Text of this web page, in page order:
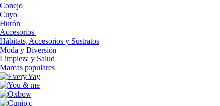
Conejo
Cuyo
Hurón
Accesorios
Hábitats, Accesorios y Sustratos
Moda y Diversión
Limpieza y Salud
Marcas populares